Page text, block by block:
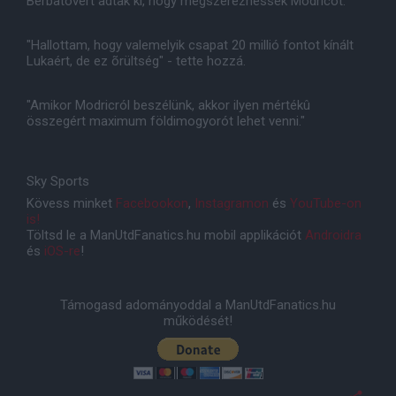
"Hallottam, hogy valemelyik csapat 20 millió fontot kínált
Lukaért, de ez õrültség" - tette hozzá.
"Amikor Modricról beszélünk, akkor ilyen mértékû
összegért maximum földimogyorót lehet venni."
Sky Sports
Kövess minket Facebookon, Instagramon és YouTube-on
is!
Töltsd le a ManUtdFanatics.hu mobil applikációt Androidra
és iOS-re!
Támogasd adományoddal a ManUtdFanatics.hu
működését!